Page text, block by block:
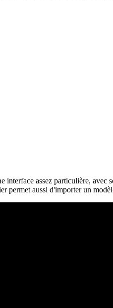
interface assez particulière, avec
permet aussi d'importer un